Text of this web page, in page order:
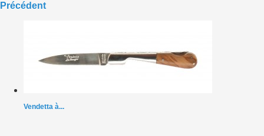
Précédent
Vendetta à...